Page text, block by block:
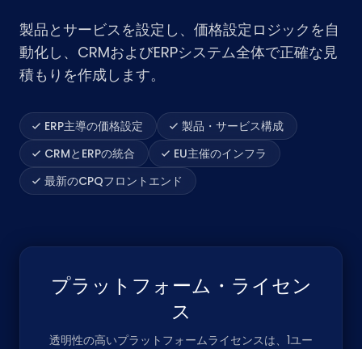
製品とサービスを設定し、価格設定ロジックを自
動化し、CRMおよびERPシステム全体で正確な見
積もりを作成します。
ERP主導の価格設定
製品・サービス構成
CRMとERPの統合
EU主催のインフラ
最新のCPQフロントエンド
プラットフォーム・ライセン
ス
透明性の高いプラットフォームライセンスは、1ユー